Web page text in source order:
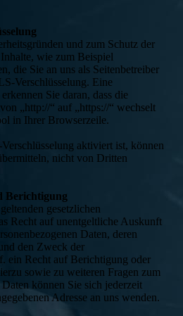
und zum Schutz der
wie zum Beispiel
die Sie an uns als Seitenbetreiber
Verschlüsselung. Eine
Sie daran, dass die
„http://“ auf „https://“ wechselt
in Ihrer Browserzeile.
aktiviert ist, können
nicht von Dritten
Berichtigung
gesetzlichen
Recht auf unentgeltliche Auskunft
Daten, deren
den Zweck der
ein Recht auf Berichtigung oder
sowie zu weiteren Fragen zum
können Sie sich jederzeit
Adresse an uns wenden.